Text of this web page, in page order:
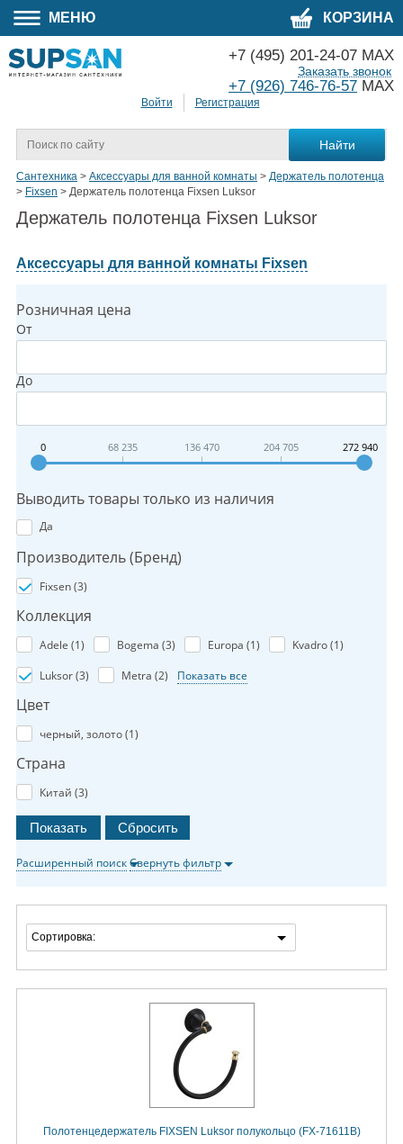
МЕНЮ КОРЗИНА
Войти Регистрация
+7 (495) 201-24-07 MAX
+7 (926) 746-76-57 MAX
Заказать звонок
Сантехника > Аксессуары для ванной комнаты > Держатель полотенца
> Fixsen > Держатель полотенца Fixsen Luksor
Держатель полотенца Fixsen Luksor
Аксессуары для ванной комнаты Fixsen
Розничная цена
От
До
0 68 235 136 470 204 705 272 940
Выводить товары только из наличия
Да
Производитель (Бренд)
Fixsen (3)
Коллекция
Adele (1) Bogema (3) Europa (1) Kvadro (1)
Luksor (3) Metra (2) Показать все
Цвет
черный, золото (1)
Страна
Китай (3)
Расширенный поискСвернуть фильтр
Сортировка:
Полотенцедержатель FIXSEN Luksor полукольцо (FX-71611B)